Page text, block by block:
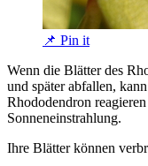
📌 Pin it
Wenn die Blätter des
und später abfallen,
Rhododendron
Sonneneinstrahlung.
Ihre Blätter können